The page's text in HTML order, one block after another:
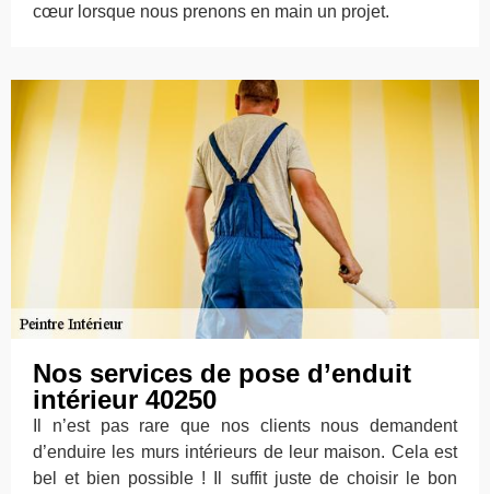
cœur lorsque nous prenons en main un projet.
Nos services de pose d’enduit
intérieur 40250
Il n’est pas rare que nos clients nous demandent
d’enduire les murs intérieurs de leur maison. Cela est
bel et bien possible ! Il suffit juste de choisir le bon